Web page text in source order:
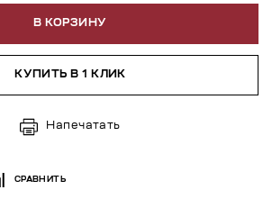
В КОРЗИНУ
КУПИТЬ В 1 КЛИК
Напечатать
СРАВНИТЬ